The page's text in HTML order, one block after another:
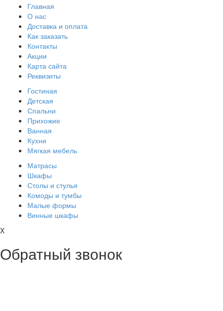
Главная
О нас
Доставка и оплата
Как заказать
Контакты
Акции
Карта сайта
Реквизиты
Гостиная
Детская
Спальни
Прихожие
Ванная
Кухни
Мягкая мебель
Матрасы
Шкафы
Столы и стулья
Комоды и тумбы
Малые формы
Винные шкафы
X
Обратный звонок